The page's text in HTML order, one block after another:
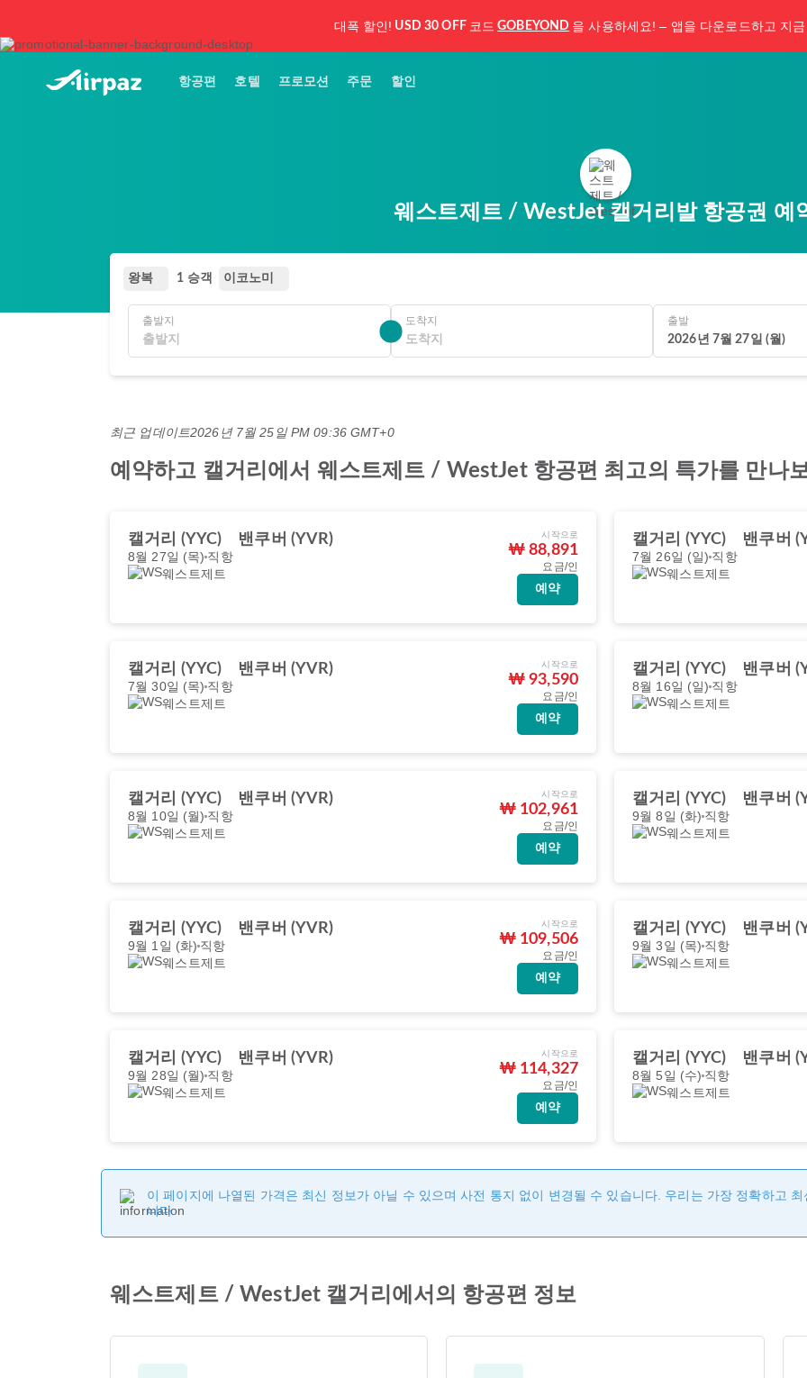
대폭 할인! USD 30 OFF 코드 GOBEYOND 을 사용하세요! – 앱을 다운로드하고 지
항공편 호텔 프로모션 주문 할인
웨스트제트 / WestJet 캘거리발 항공권 예
왕복 1 승객 이코노미
출발지 도착지
출발
2026년 7월 27일 (월)
최근 업데이트2026년 7월 25일 PM 09:36 GMT+0
예약하고 캘거리에서 웨스트제트 / WestJet 항공편 최고의 특가를 만나
캘거리 (YYC) 밴쿠버 (YVR)
8월 27일 (목) 직항
웨스트제트
시작으로
₩ 88,891
요금/인
예약
캘거리 (YYC) 밴쿠버
7월 26일 (일) 직항
웨스트제트
캘거리 (YYC) 밴쿠버 (YVR)
7월 30일 (목) 직항
웨스트제트
시작으로
₩ 93,590
요금/인
예약
캘거리 (YYC) 밴쿠버
8월 16일 (일) 직항
웨스트제트
캘거리 (YYC) 밴쿠버 (YVR)
8월 10일 (월) 직항
웨스트제트
시작으로
₩ 102,961
요금/인
예약
캘거리 (YYC) 밴쿠버
9월 8일 (화) 직항
웨스트제트
캘거리 (YYC) 밴쿠버 (YVR)
9월 1일 (화) 직항
웨스트제트
시작으로
₩ 109,506
요금/인
예약
캘거리 (YYC) 밴쿠버
9월 3일 (목) 직항
웨스트제트
캘거리 (YYC) 밴쿠버 (YVR)
9월 28일 (월) 직항
웨스트제트
시작으로
₩ 114,327
요금/인
예약
캘거리 (YYC) 밴쿠버
8월 5일 (수) 직항
웨스트제트
이 페이지에 나열된 가격은 최신 정보가 아닐 수 있으며 사전 통지 없이 변경될 수 있습니다. 우리는 가장 정확하고
니다.
웨스트제트 / WestJet 캘거리에서의 항공편 정보